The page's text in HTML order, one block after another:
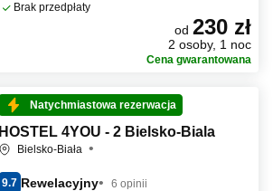
Brak przedpłaty
od 230 zł
2 osoby, 1 noc
Cena gwarantowana
Natychmiastowa rezerwacja
HOSTEL 4YOU - 2 Bielsko-Biala
Bielsko-Biała
9.7 Rewelacyjny 6 opinii